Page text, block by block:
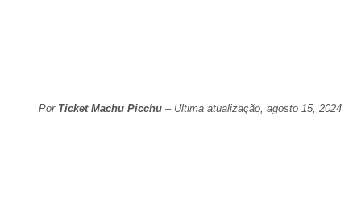
Por Ticket Machu Picchu– Ultima atualização, agosto 15, 2024